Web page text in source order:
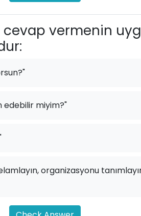
cevap vermenin
edebilir miyim?"
organizasyonu